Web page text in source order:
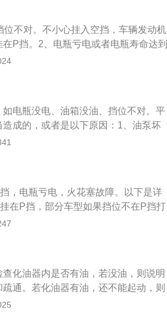
；解决方法：建议车主去4S店或修理
易使汽车产生新的问题，造成不必要
汽车打不着火，积碳对汽油有较强的
碳较多，容易吸附一些燃油，导致混
店清理进气门、节气门和活塞的积
检查维修汽车电路。6、汽车电瓶亏
不对。不小心挂入空挡，车辆发动机
P挡。2、电瓶亏电或者电瓶寿命达到
火系统、电子燃油喷射系统和汽车的
在上一次停车时方向盘没有完全回正
会认定车辆有被盗的风险，方向盘会
止可以边轻晃方向盘边拧钥匙。4、
解决方法：更换同样规格的车钥匙电
，未燃烧的剩余部分都会积聚在火花
、发动机积碳。积碳对汽油有很强的
碳较多，很容易吸附一些燃油，造成
清理发动机积碳即可。7、燃油质量
解决方法：建议车主定期到专业维修
士无法解决。
电瓶没电、油箱没油、挡位不对。平
成的，或者是以下原因：1、油泵坏
表；2、发动机坏了，需要更换发动
行驶30分钟以上汽车的发电机就会自
，需要换新的电瓶。途观是上汽大众
手自一体变速箱，发动机最大马力为1
高分别为4506mm、1809mm、1685
，电瓶亏电，火花塞故障。以下是详
在P挡，部分车型如果挡位不在P挡打
检查是否亏电引起，例如打开大灯看
，如果是，用干布或沙纸擦拭掉氧化
花塞。
化油器内是否有油，若没油，则说明
通。若化油器有油，还不能起动，则
有脏物。如果能起动，也不能就此了